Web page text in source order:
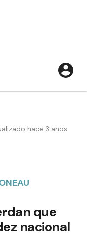
hace 3 años
que
nacional